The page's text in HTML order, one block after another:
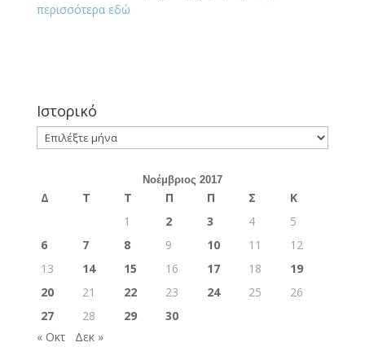
περισσότερα εδώ
Ιστορικό
Ιστορικό
Νοέμβριος 2017
Δ Τ Τ Π Π Σ
Κ
1
2 3 4
5
6
7 8 9 10 11
12
13
14 15 16 17 18
19
20
21 22 23 24 25
26
27
28 29
30
« Οκτ
Δεκ »